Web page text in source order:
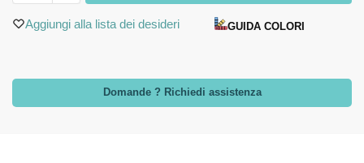
Aggiungi alla lista dei desideri GUIDA COLORI
Domande ? Richiedi assistenza